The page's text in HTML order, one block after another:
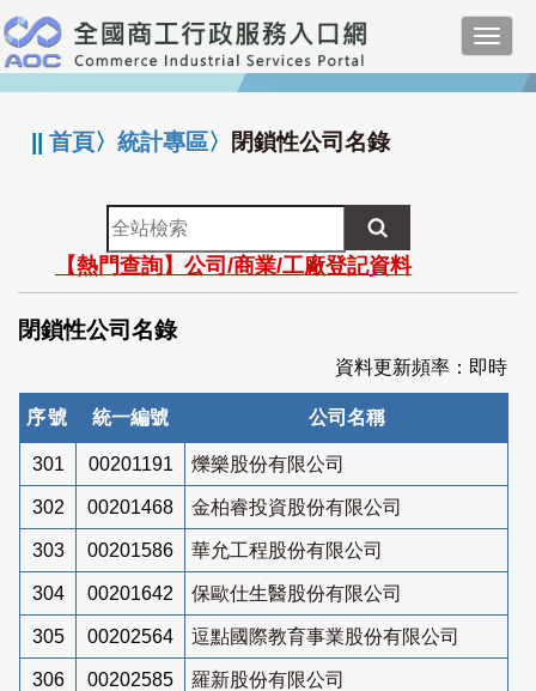
跳
到
主
要
:::
||首頁〉統計專區〉 閉鎖性公司名錄
全
站
檢
索
【熱門查詢】公司/商業/工廠登記資料
閉鎖性公司名錄
資料更新頻率：即時
序號 統一編號 公司名稱
301 00201191 爍樂股份有限公司
302 00201468 金柏睿投資股份有限公司
303 00201586 華允工程股份有限公司
304 00201642 保歐仕生醫股份有限公司
305 00202564 逗點國際教育事業股份有限公司
306 00202585 羅新股份有限公司